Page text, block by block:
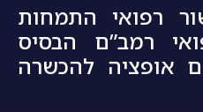
רפואי התמחות
רמב”ם הבסיס
אופציה להכשרה